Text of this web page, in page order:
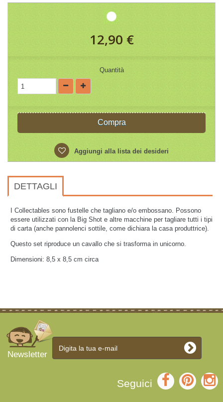
12,90 €
Quantità
Compra
Aggiungi alla lista dei desideri
DETTAGLI
I Collectables sono fustelle che tagliano e/o embossano. Possono
essere utilizzati con la Big Shot e altre macchine per tagliare tutti i tipi
di carta (anche pannolenci sottile, come dichiara la casa produttrice).
Questo set riproduce un cavallo che si trasforma in unicorno.
Dimensioni: 8,5 x 8,5 cm circa
Newsletter
Seguici